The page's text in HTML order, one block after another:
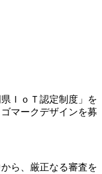
ＩｏＴ認定制度」を
マークデザインを募
ら、厳正なる審査を